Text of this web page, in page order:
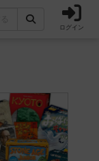
ログイン